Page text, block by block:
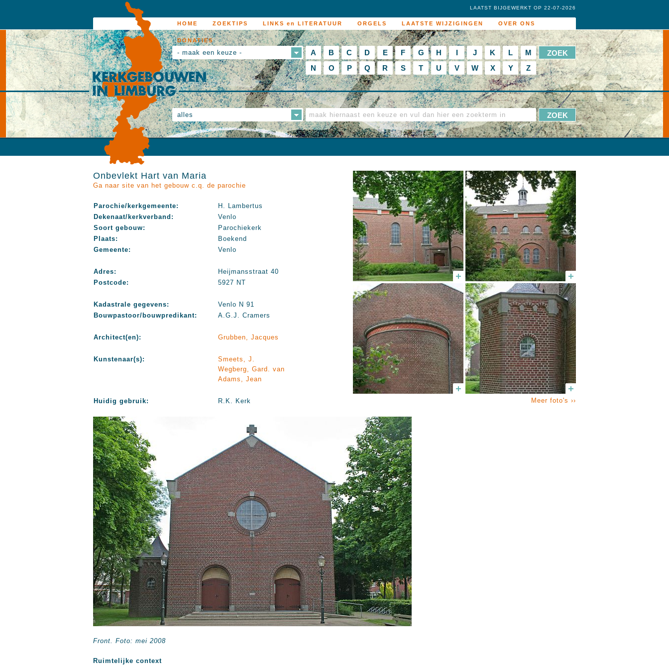
HOME ZOEKTIPS LINKS en LITERATUUR ORGELS LAATSTE WIJZIGINGEN OVER ONS
DONATIES
LAATST BIJGEWERKT OP 22-07-2026
- maak een keuze - A B C D E F G H I J K L
M
N
O P Q R S T U V W X Y Z
alles
Onbevlekt Hart van Maria
Ga naar site van het gebouw c.q. de parochie
Parochie/kerkgemeente:
H. Lambertus
Dekenaat/kerkverband:
Venlo
Soort gebouw:
Parochiekerk
Plaats:
Boekend
Gemeente:
Venlo
Adres:
Heijmansstraat 40
Postcode:
5927 NT
Kadastrale gegevens:
Venlo N 91
Bouwpastoor/bouwpredikant:
A.G.J. Cramers
Architect(en): Grubben, Jacques
Kunstenaar(s):
Smeets, J.
Wegberg, Gard. van
Adams, Jean
Huidig gebruik: R.K. Kerk Meer foto's ››
Front. Foto: mei 2008
Ruimtelijke context